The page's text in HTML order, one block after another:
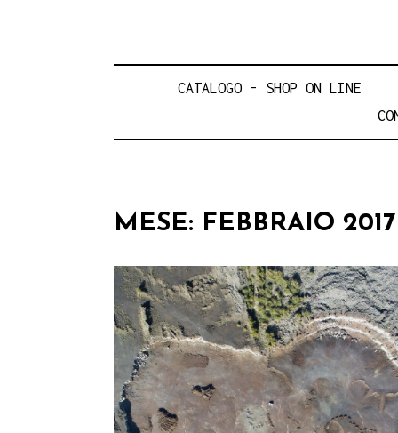
CATALOGO – SHOP ON LINE
MESE: FEBBRAIO 2017